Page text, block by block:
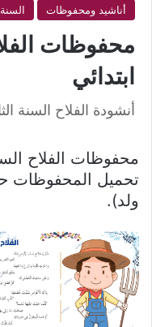
أناشيد ومحفوظات
محفوظات
ابتدائي
أنشودة الفلاح السنة
محفوظات الفلاح
تحميل المحفوظات
ولد).